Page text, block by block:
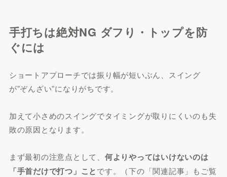
手打ちは絶対NG ダフり・トップを防
ぐには
ショートアプローチでは振り幅が短いぶん、スイング
が”ぞんざい”になりがちです。
加えて小さめのスイングでタイミングが取りにくいのも失
敗の原因となります。
まず最初の注意点として、 何よりやってはいけないのは
「手首だけで打つ」ことです。（下の「関連記事」もご覧